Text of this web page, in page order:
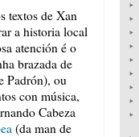
textos de Xan
a historia local
atención é o
brazada de
Padrón), ou
con música,
Cabeza
(da man de